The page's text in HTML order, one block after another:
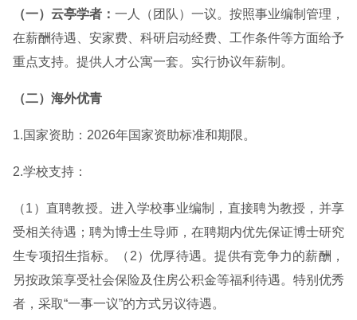
（一）云亭学者： 一人（团队）一议。按照事业编制管理，
在薪酬待遇、安家费、科研启动经费、工作条件等方面给予
重点支持。提供人才公寓一套。实行协议年薪制。
（二）海外优青
1.国家资助：2026年国家资助标准和期限。
2.学校支持：
（1）直聘教授。进入学校事业编制，直接聘为教授，并享
受相关待遇；聘为博士生导师，在聘期内优先保证博士研究
生专项招生指标。（2）优厚待遇。提供有竞争力的薪酬，
另按政策享受社会保险及住房公积金等福利待遇。特别优秀
者，采取“一事一议”的方式另议待遇。